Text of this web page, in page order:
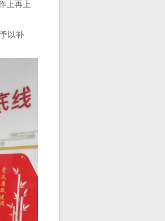
上再上
以补